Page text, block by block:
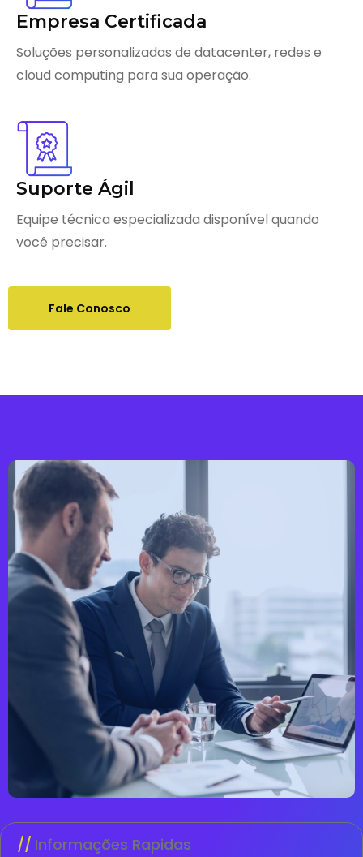
Empresa Certificada
Soluções personalizadas de datacenter, redes e
cloud computing para sua operação.
Suporte Ágil
Equipe técnica especializada disponível quando
você precisar.
Fale Conosco
Informações Rapidas